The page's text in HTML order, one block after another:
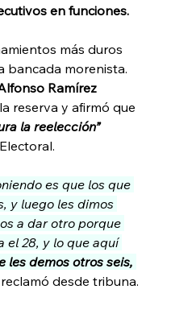
en funciones.
más duros
bancada morenista.
Ramírez
reserva y afirmó que
la reelección”
es que los que
y luego les dimos
a dar otro porque
el 28, y lo que aquí
les demos otros seis,
reclamó desde tribuna.